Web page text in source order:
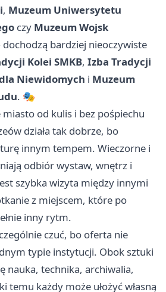
, Muzeum Uniwersytetu
czy Muzeum Wojsk
dochodzą bardziej nieoczywiste
Kolei SMKB, Izba Tradycji
Niewidomych i Muzeum
. 🎭
od kulis i bez pośpiechu
działa tak dobrze, bo
innym tempem. Wieczorne i
odbiór wystaw, wnętrz i
szybka wizyta między innymi
z miejscem, które po
inny rytm.
czuć, bo oferta nie
typie instytucji. Obok sztuki
nauka, technika, archiwalia,
temu każdy może ułożyć własną